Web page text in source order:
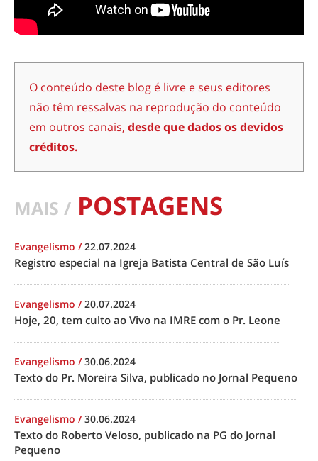
O conteúdo deste blog é livre e seus editores
não têm ressalvas na reprodução do conteúdo
em outros canais, desde que dados os devidos
créditos.
MAIS / POSTAGENS
Evangelismo /22.07.2024
Registro especial na Igreja Batista Central de São Luís
Evangelismo /20.07.2024
Hoje, 20, tem culto ao Vivo na IMRE com o Pr. Leone
Evangelismo /30.06.2024
Texto do Pr. Moreira Silva, publicado no Jornal Pequeno
Evangelismo /30.06.2024
Texto do Roberto Veloso, publicado na PG do Jornal
Pequeno